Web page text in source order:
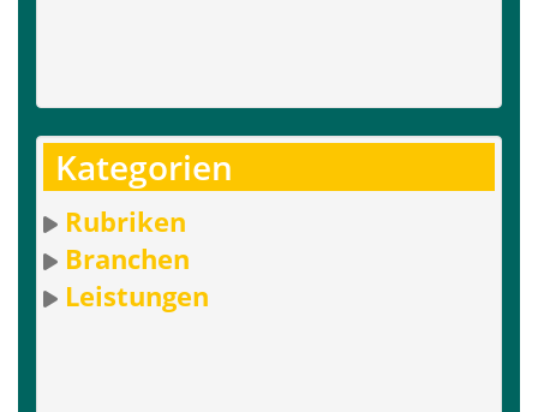
Kategorien
Rubriken
Branchen
Leistungen